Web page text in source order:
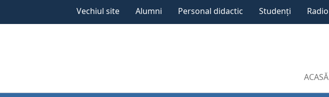
Vechiul site Alumni Personal didactic Studenți Radio
ACASĂ